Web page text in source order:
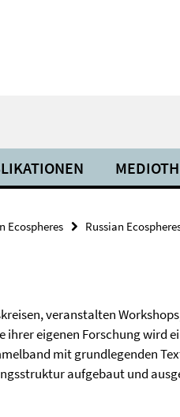
Ecospheres Russian
veranstalten
ihrer eigenen Forschung wird
mit grundlegenden
aufgebaut und